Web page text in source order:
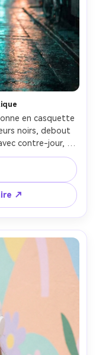
en casquette
noirs, debout
contre-jour,
prise Sony
nets, gouttes et
orange --ar 4:5
↗